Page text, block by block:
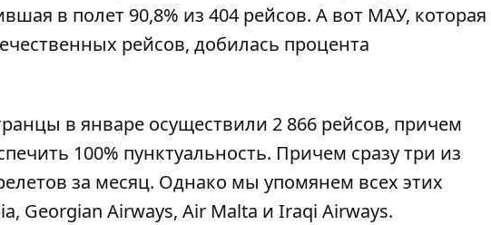
в полет 90,8% из 404 рейсов. А вот МАУ, которая
рейсов, добилась процента
в январе осуществили 2 866 рейсов, причем
100% пунктуальность. Причем сразу три из
за месяц. Однако мы упомянем всех этих
Georgian Airways, Air Malta и Iraqi Airways.